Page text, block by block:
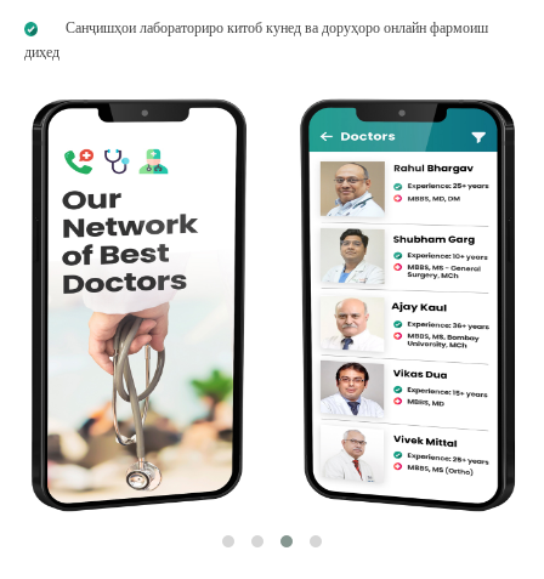
Санҷишҳои лабораториро китоб кунед ва доруҳоро онлайн фармоиш
диҳед